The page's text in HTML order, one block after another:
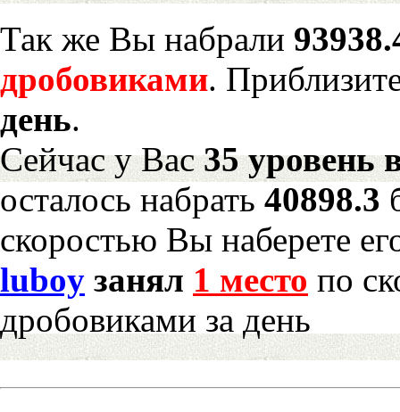
Так же Вы набрали
дробовиками.
день.
Сейчас у Вас35 уровень
осталось набрать 40898.3
скоростью Вы наберете
luboy занял 1 место по
дробовиками за день